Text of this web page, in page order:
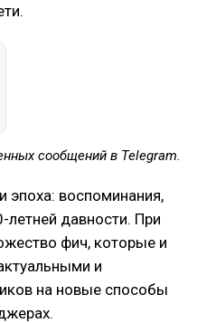
сообщений в Telegram.
эпоха: воспоминания,
летней давности. При
фич, которые и
и
на новые способы